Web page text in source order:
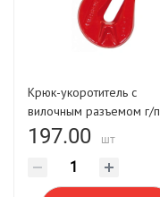
Крюк-укоротитель с
вилочным разъемом г/п
1,12 (6-Т8 кл) FORCE
LIFTING
197.00 шт